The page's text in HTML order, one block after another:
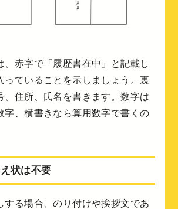
、赤字で「履歴書在中」と記載し
っていることを示しましょう。裏
、住所、氏名を書きます。数字は
字、横書きなら算用数字で書くの
状は不要
する場合、のり付けや挨拶文であ